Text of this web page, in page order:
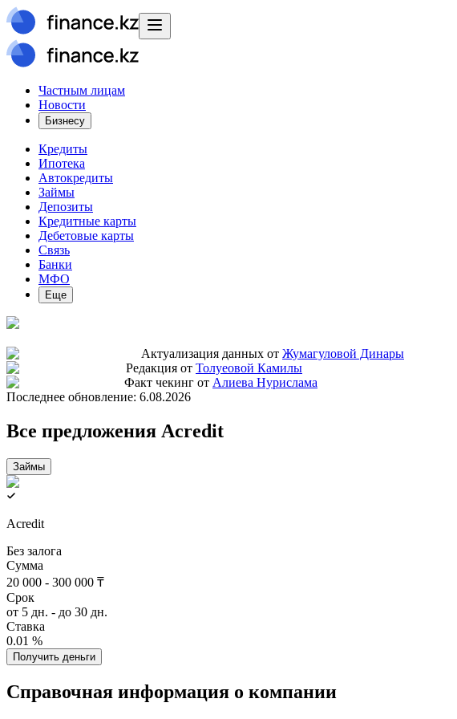
Частным лицам
Новости
Бизнесу
Кредиты
Ипотека
Автокредиты
Займы
Депозиты
Кредитные карты
Дебетовые карты
Связь
Банки
МФО
Еще
Актуализация данных от Жумагуловой Динары
Редакция от Толуеовой Камилы
Факт чекинг от Алиева Нурислама
Последнее обновление: 6.08.2026
Все предложения Acredit
Займы
Acredit
Без залога
Сумма
20 000 - 300 000 ₸
Срок
от 5 дн. - до 30 дн.
Ставка
0.01 %
Получить деньги
Справочная информация о компании